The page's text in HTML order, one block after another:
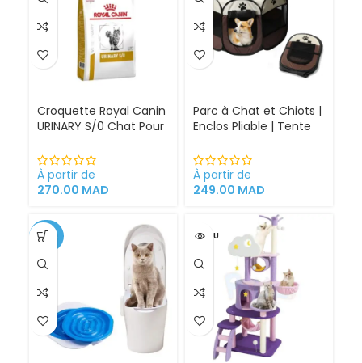
Croquette Royal Canin
URINARY S/0 Chat Pour
Cystite régime
médicalisé
À partir de
270.00 MAD
Parc à Chat et Chiots |
Enclos Pliable | Tente
et extérieur
À partir de
249.00 MAD
-34% VENDU